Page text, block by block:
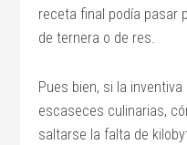
receta final podía pasar
de ternera o de res.
Pues bien, si la
escaseces culinarias,
saltarse la falta de